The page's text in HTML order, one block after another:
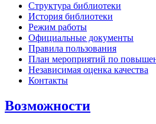
Структура библиотеки
История библиотеки
Режим работы
Официальные документы
Правила пользования
План мероприятий по
Независимая оценка качества
Контакты
Возможности